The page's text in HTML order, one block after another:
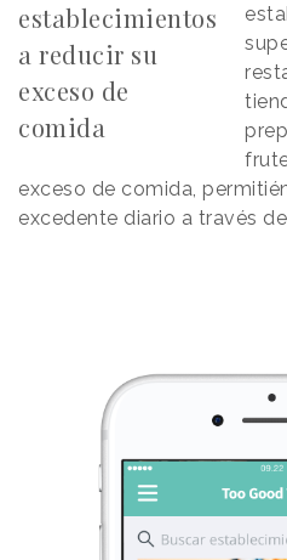
establecimientos
a reducir su
exceso de
comida
exceso de comida,
excedente diario a través